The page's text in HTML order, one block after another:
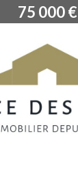
75 000 €